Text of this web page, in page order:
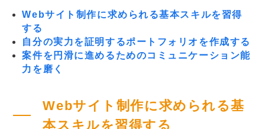
Webサイト制作に求められる基本スキルを習得
する
自分の実力を証明するポートフォリオを作成する
案件を円滑に進めるためのコミュニケーション能
力を磨く
Webサイト制作に求められる基
本スキルを習得する